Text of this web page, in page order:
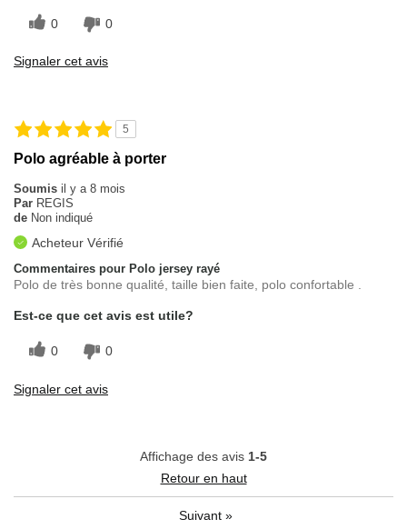
0 0
Signaler cet avis
5
Polo agréable à porter
Soumis il y a 8 mois
Par REGIS
de Non indiqué
Acheteur Vérifié
Commentaires pour Polo jersey rayé
Polo de très bonne qualité, taille bien faite, polo confortable .
Est-ce que cet avis est utile?
0 0
Signaler cet avis
Affichage des avis 1-5
Retour en haut
Suivant »